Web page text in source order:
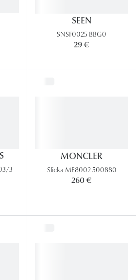
SEEN
SNSF0025 BBG0
29 €
3
MONCLER
Slicka ME8002 500880
260 €